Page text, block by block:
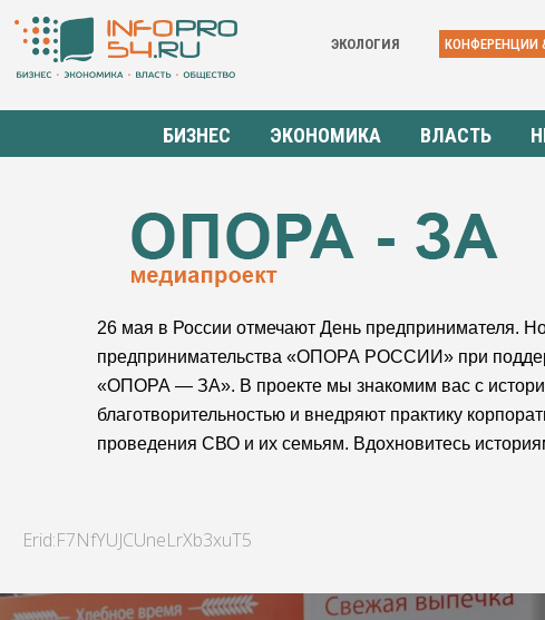
ЭКОЛОГИЯ КОНФЕРЕНЦИИ
БИЗНЕС ЭКОНОМИКА ВЛАСТЬ
26 мая в России отмечают День предпринимателя.
предпринимательства «ОПОРА РОССИИ» при
«ОПОРА — ЗА». В проекте мы знакомим вас с
благотворительностью и внедряют практику
проведения СВО и их семьям. Вдохновитесь
Erid:F7NfYUJCUneLrXb3xuT5